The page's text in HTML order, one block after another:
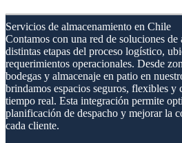
Servicios de almacenamiento en Chile
Contamos con una red de soluciones de
distintas etapas del proceso logístico,
requerimientos operacionales. Desde
bodegas y almacenaje en patio en
brindamos espacios seguros, flexibles
tiempo real. Esta integración permite
planificación de despacho y mejorar la
cada cliente.